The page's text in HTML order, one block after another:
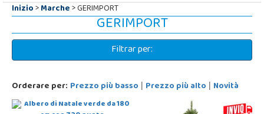
Inizio>Marche> GERIMPORT
GERIMPORT
Filtrar per:
Orderare per: Prezzo più basso | Prezzo più alto | Novità